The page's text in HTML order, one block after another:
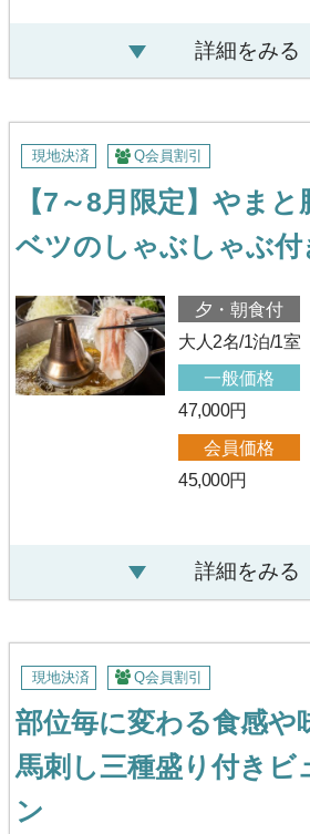
詳細をみる
現地決済 Q会員割引
【7～8月限定】やま
ベツのしゃぶしゃぶ付
夕・朝食付
大人2名/1泊/1室
一般価格
47,000円
会員価格
45,000円
詳細をみる
現地決済 Q会員割引
部位毎に変わる食感や
馬刺し三種盛り付きビ
ン